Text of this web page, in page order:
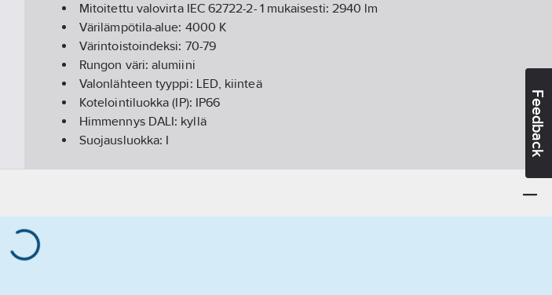
Feedback
Mitoitettu valovirta IEC 62722-2- 1 mukaisesti: 2940 lm
Värilämpötila-alue: 4000 K
Värintoistoindeksi: 70-79
Rungon väri:alumiini
Valonlähteen tyyppi: LED, kiinteä
Kotelointiluokka (IP): IP66
Himmennys DALI: kyllä
Suojausluokka: I
Asennustapa:pylvään päähän/varteen